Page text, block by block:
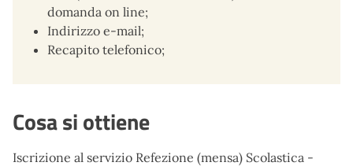
domanda on line;
Indirizzo e-mail;
Recapito telefonico;
Cosa si ottiene
Iscrizione al servizio Refezione (mensa) Scolastica -